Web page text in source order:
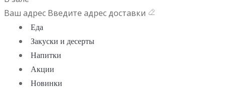
Ваш адрес Введите адрес доставки
Еда
Закуски и десерты
Напитки
Акции
Новинки